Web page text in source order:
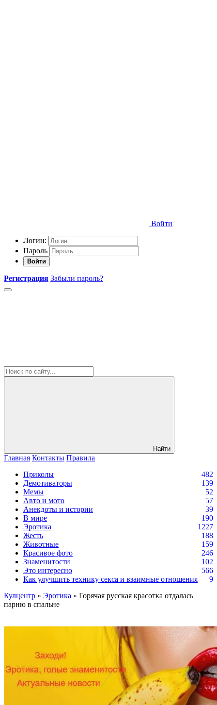
Войти
Логин:
Пароль
Войти
Регистрация Забыли пароль?
Найти
Главная Контакты Правила
Приколы
482
Демотиваторы
139
Мемы
52
Авто и мото
57
Анекдоты и истории
39
В мире
190
Эротика
1227
Жесть
188
Животные
159
Красивое фото
246
Знаменитости
102
Это интересно
566
Как улучшить технику секса и взаимные отношения
9
Кулцентр » Эротика » Горячая русская красотка отдалась
парню в спальне